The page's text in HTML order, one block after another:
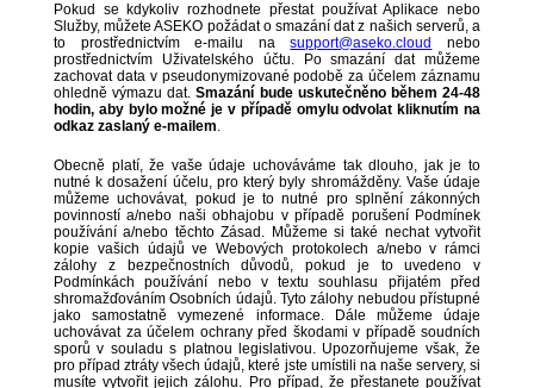
Pokud se kdykoliv rozhodnete přestat používat Aplikace nebo
Služby, můžete ASEKO požádat o smazání dat z našich serverů, a
to prostřednictvím e-mailu nasupport@aseko.cloud
nebo
prostřednictvím Uživatelského účtu. Po smazání dat můžeme
zachovat data v pseudonymizované podobě za účelem záznamu
ohledně výmazu dat.Smazání bude uskutečněno během 24-48
hodin, aby bylo možné je v případě omylu odvolat kliknutím na
odkaz zaslaný e-mailem.
Obecně platí, že vaše údaje uchováváme tak dlouho, jak je to
nutné k dosažení účelu, pro který byly shromážděny. Vaše údaje
můžeme uchovávat, pokud je to nutné pro splnění zákonných
povinností a/nebo naši obhajobu v případě porušení Podmínek
používání a/nebo těchto Zásad. Můžeme si také nechat vytvořit
kopie vašich údajů ve Webových protokolech a/nebo v rámci
zálohy z bezpečnostních důvodů, pokud je to uvedeno v
Podmínkách používání nebo v textu souhlasu přijatém před
shromažďováním Osobních údajů. Tyto zálohy nebudou přístupné
jako samostatně vymezené informace. Dále můžeme údaje
uchovávat za účelem ochrany před škodami v případě soudních
sporů v souladu s platnou legislativou. Upozorňujeme však, že
pro případ ztráty všech údajů, které jste umístili na naše servery, si
musíte vytvořit jejich zálohu. Pro případ, že přestanete používat